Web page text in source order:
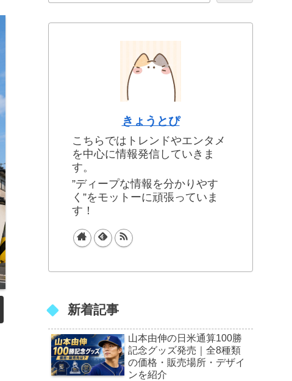
きょうとぴ
こちらではトレンドやエンタメ
を中心に情報発信していきま
す。
”ディープな情報を分かりやす
く”をモットーに頑張っていま
す！
新着記事
山本由伸の日米通算100勝
記念グッズ発売｜全8種類
の価格・販売場所・デザイ
ンを紹介